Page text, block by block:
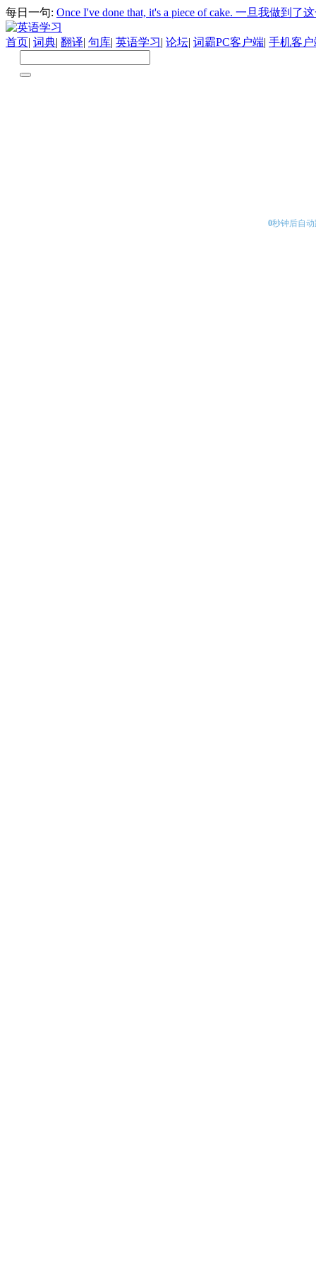
每日一句: Once I've done that, it's a piece of cake. 一旦我做到
首页| 词典| 翻译| 句库| 英语学习| 论坛| 词霸PC客户端| 手机客户
0秒钟后自